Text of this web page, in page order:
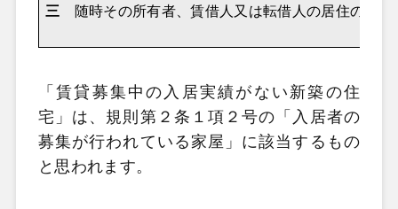
三 随時その所有者、賃借人又は転借人の居住の用に
「賃貸募集中の入居実績がない新築の住
宅」は、規則第２条１項２号の「入居者の
募集が行われている家屋」に該当するもの
と思われます。